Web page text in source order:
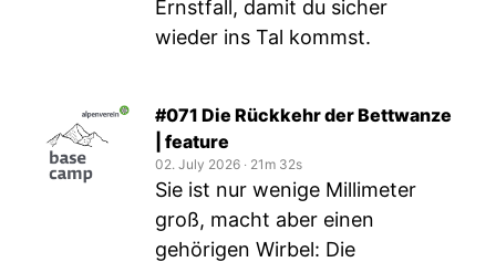
Ernstfall, damit du sicher
wieder ins Tal kommst.
#071 Die Rückkehr der Bettwanze
| feature
02. July 2026 ‧ 21m 32s
Sie ist nur wenige Millimeter
groß, macht aber einen
gehörigen Wirbel: Die